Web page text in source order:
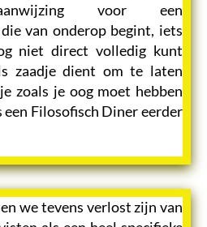
voor een
van onderop begint, iets
niet direct volledig kunt
zaadje dient om te laten
zoals je oog moet hebben
een Filosofisch Diner eerder
we tevens verlost zijn van